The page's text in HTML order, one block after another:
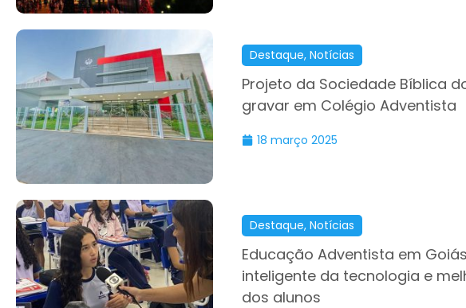
Destaque, Notícias
Projeto da Sociedade Bíblica
gravar em Colégio Adventista
18 março 2025
Destaque, Notícias
Educação Adventista em
inteligente da tecnologia e
dos alunos